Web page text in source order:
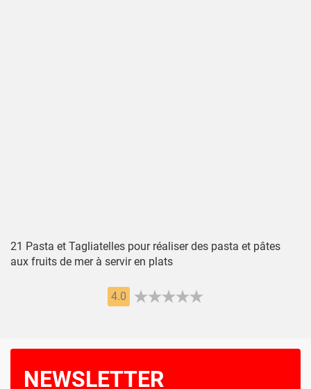
21 Pasta et Tagliatelles pour réaliser des pasta et pâtes
aux fruits de mer à servir en plats
4.0
NEWSLETTER